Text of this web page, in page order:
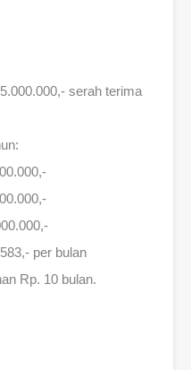
serah terima
per bulan
Rp. 10 bulan.